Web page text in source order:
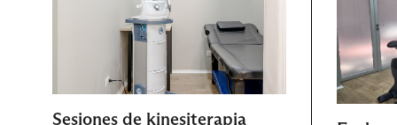
Sesiones de kinesiterapia